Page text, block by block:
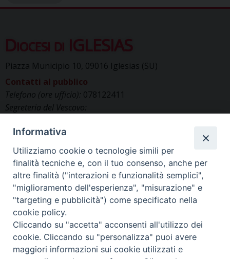
Diocesi di IGLESIAS
Piazza Municipio 10, 09016 Iglesias (SU)
Contatti al pubblico
Telefono (ore ufficio): 078122411
Segreteria del Vescovo:
Uffici di Curia:curia_iglesias@libero.it
Cancelleria (richiesta documenti):
canc.curia.iglesias@tiscali.it
Comunicazione & media (ufficio stampa):
ucs.iglesias@gmail.com
Informativa
Utilizziamo cookie o tecnologie simili per
finalità tecniche e, con il tuo consenso, anche per
altre finalità ("interazioni e funzionalità semplici",
"miglioramento dell'esperienza", "misurazione" e
"targeting e pubblicità") come specificato nella
cookie policy.
Cliccando su "accetta" acconsenti all'utilizzo dei
cookie. Cliccando su "personalizza" puoi avere
maggiori informazioni sui cookie utilizzati e